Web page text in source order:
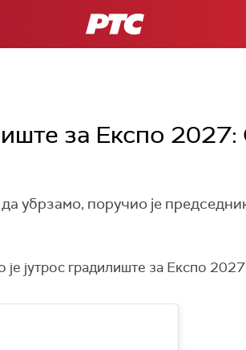
РТС
за Експо 2027:
убрзамо, поручио је
јутрос градилиште за Експо